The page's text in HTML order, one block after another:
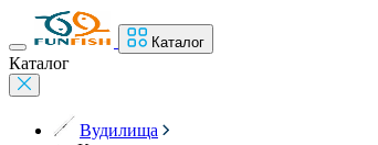
Каталог
Каталог
Вудилища